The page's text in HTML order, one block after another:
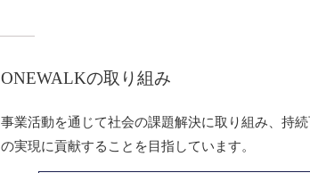
ONEWALKの取り組み
事業活動を通じて社会の課題解決に取り組み、持
の実現に貢献することを目指しています。